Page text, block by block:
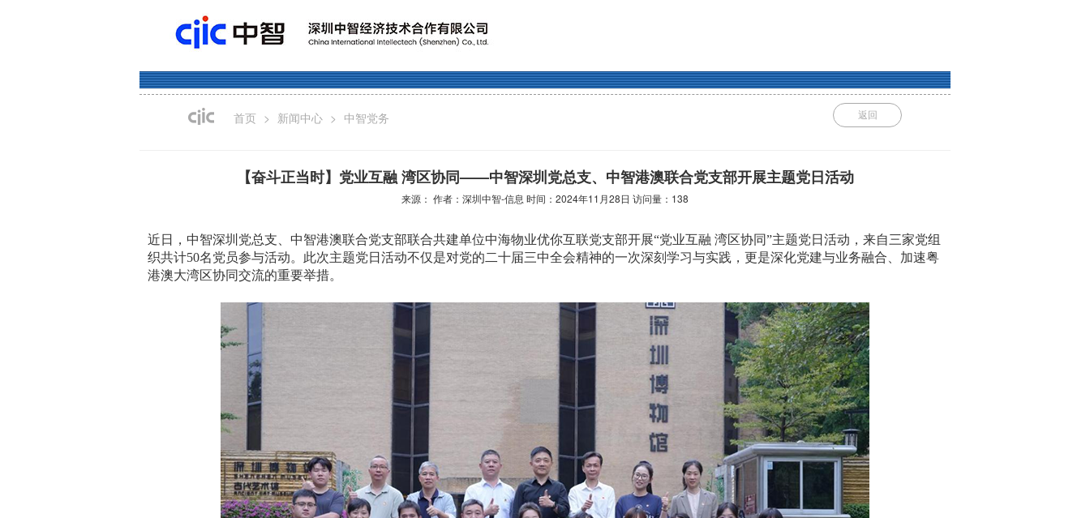
首页 > 新闻中心 > 中智党务 返回
【奋斗正当时】党业互融 湾区协同——中智深圳党总支、中智港澳联合党支部开展主题党日活动
来源： 作者：深圳中智-信息 时间：2024年11月28日 访问量： 138
近日，中智深圳党总支、中智港澳联合党支部联合共建单位中海物业优你互联党支部开展“党业互融 湾区协同”主题党日活动，来自三家党组
织共计50名党员参与活动。此次主题党日活动不仅是对党的二十届三中全会精神的一次深刻学习与实践，更是深化党建与业务融合、加速粤
港澳大湾区协同交流的重要举措。